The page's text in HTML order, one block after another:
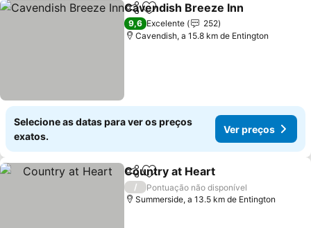
PartilharAdicionar aos favoritos
Cavendish Breeze Inn
9,6 Excelente
252
Cavendish, a 15.8 km de Entington
Selecione as datas para ver os preços
exatos.
Ver preços
PartilharAdicionar aos favoritos
Country at Heart
/
Pontuação não disponível
Summerside, a 13.5 km de Entington